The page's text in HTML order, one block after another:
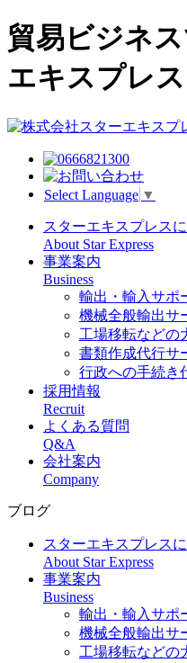
貿易ビジネ
エキスプレ
Select Language ▼
スターエキスプレス
About Star Express
事業案内
Business
輸出・輸入サポ
機械全般輸出サ
工場移転などの
書類作成代行サ
行政への手続き
採用情報
Recruit
よくある質問
Q&A
会社案内
Company
ブログ
スターエキスプレス
About Star Express
事業案内
Business
輸出・輸入サポ
機械全般輸出サ
工場移転などの